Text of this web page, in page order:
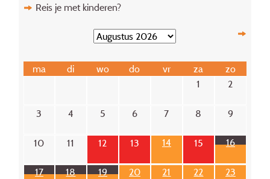
Reis je met kinderen?
ma di wo do vr za
zo
1
2
3 4 5 6 7 8 9
10 11 12 13 14 15 16
17 18 19 20 21 22 23